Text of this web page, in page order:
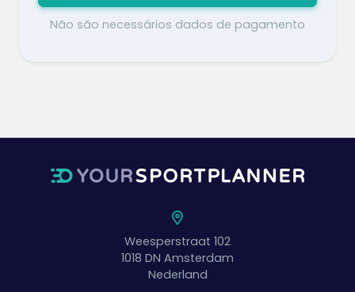
Não são necessários dados de pagamento
Weesperstraat 102
1018 DN Amsterdam
Nederland